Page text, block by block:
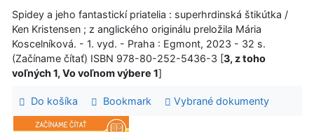
Spidey a jeho fantastickí priatelia : superhrdinská štikútka /
Ken Kristensen ; z anglického originálu preložila Mária
Koscelníková. - 1. vyd. - Praha : Egmont, 2023 - 32 s.
(Začíname čítať) ISBN 978-80-252-5436-3 [3, z toho
voľných 1, Vo voľnom výbere 1]
Do košíka Bookmark Vybrané dokumenty